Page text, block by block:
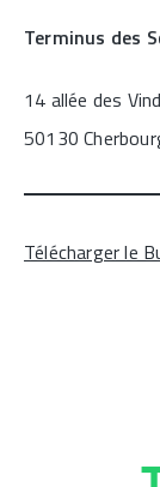
Terminus des
14 allée des
50130
Télécharger le